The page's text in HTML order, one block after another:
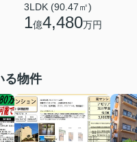
3LDK (90.47㎡)
1億4,480万円
る物件